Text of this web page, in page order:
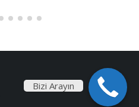
Bizi Arayın